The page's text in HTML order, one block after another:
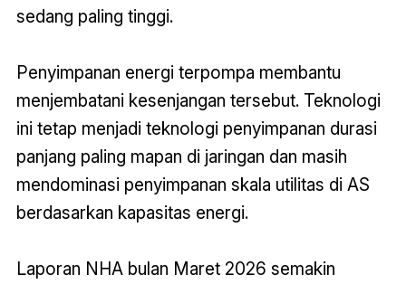
sedang paling tinggi.
Penyimpanan energi terpompa membantu
menjembatani kesenjangan tersebut. Teknologi
ini tetap menjadi teknologi penyimpanan durasi
panjang paling mapan di jaringan dan masih
mendominasi penyimpanan skala utilitas di AS
berdasarkan kapasitas energi.
Laporan NHA bulan Maret 2026 semakin